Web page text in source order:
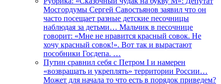
Мосгордумы Сергей Савостьянов заявил что он
часто посещает разные детские песочницы
наблюдая за детьми… Мальчик в песочнице
говорит: «Мне не нравится красный совок. Не
хочу красный совок!». Вот так и вырастают
пособники Госдепа. …
Путин сравнил себя с Петром I и намерен
«возвращать и укреплять» территории России…
Может для начала то что есть в порядок приведем?